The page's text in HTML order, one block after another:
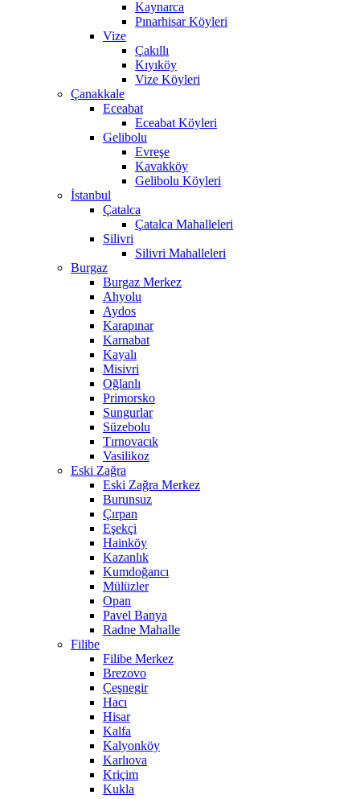
Kaynarca
Pınarhisar Köyleri
Vize
Çakıllı
Kıyıköy
Vize Köyleri
Çanakkale
Eceabat
Eceabat Köyleri
Gelibolu
Evreşe
Kavakköy
Gelibolu Köyleri
İstanbul
Çatalca
Çatalca Mahalleleri
Silivri
Silivri Mahalleleri
Burgaz
Burgaz Merkez
Ahyolu
Aydos
Karapınar
Karnabat
Kayalı
Misivri
Oğlanlı
Primorsko
Sungurlar
Süzebolu
Tırnovacık
Vasilikoz
Eski Zağra
Eski Zağra Merkez
Burunsuz
Çırpan
Eşekçi
Hainköy
Kazanlık
Kumdoğancı
Mülüzler
Opan
Pavel Banya
Radne Mahalle
Filibe
Filibe Merkez
Brezovo
Çeşnegir
Hacı
Hisar
Kalfa
Kalyonköy
Karlıova
Kriçim
Kukla